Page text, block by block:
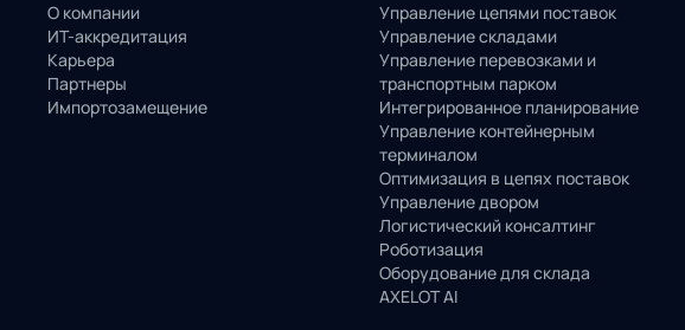
О компании
ИТ-аккредитация
Карьера
Партнеры
Импортозамещение
Управление цепями поставок
Управление складами
Управление перевозками и
транспортным парком
Интегрированное планирование
Управление контейнерным
терминалом
Оптимизация в цепях поставок
Управление двором
Логистический консалтинг
Роботизация
Оборудование для склада
AXELOT AI